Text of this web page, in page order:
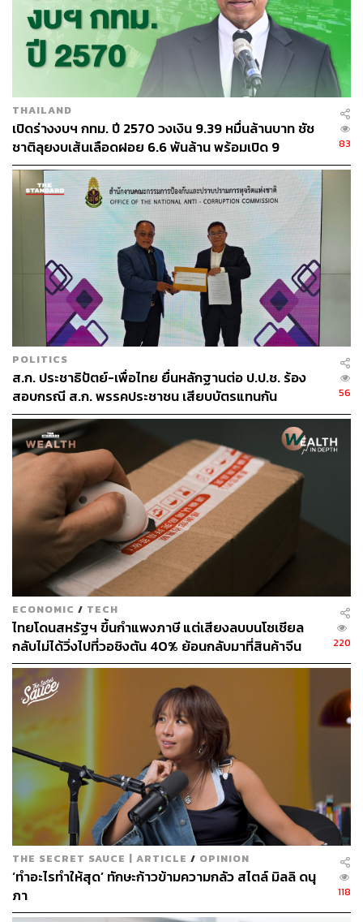
ซึ่งล้วนแต่มีรูปแบบรายการที่แตกต่าง หลากหลาย ไม่ซ้ำกัน
เลย เป็นทางเลือกสำหรับผู้ชมที่กำลังตัดสินใจเลือกผู้ว่าฯ ใน
ดวงใจอยู่ ซึ่งข้อความเหล่านี้มีเอ็นเกจเมนต์รวม 12,813,487
เอ็นเกจเมนต์
จากเอ็นเกจเมนต์ทั้งหมดที่พูดถึงสื่อแต่ละสำนัก จะพบว่า THE
STANDARD ได้รับเอ็นเกจเมนต์สูงที่สุด อยู่ที่ราวๆ 4,124,726
เอ็นเกจเมนต์ (32%) ซึ่งถือว่าสูงมากๆ ในบรรดาสื่อที่ทำข่าว
เกี่ยวกับการเลือกตั้งผู้ว่าฯ ในครั้งนี้ โดยเอ็นเกจเมนต์ส่วน
ใหญ่มาจากรายการTHE CANDIDATE BATTLE พลิกโฉ
มดีเบต ศึกดวลความคิด พิชิตโหวต ของ THE STANDARD ที่
เกิดขึ้นในวันที่ 15 พฤษภาคม
โดยรายการมีลักษณะเป็นการประชันวิสัยทัศน์ที่ไม่ใช่เพียง
แค่นำผู้สมัครมาเล่านโยบายเท่านั้น แต่ยังเป็นการตอบคำ
ถามสดๆ ที่มาจากผู้ชม ณ ตอนนั้น รายการจึงมีความตื่นเต้น
เกิดขึ้นอยู่ตลอดเวลา รวมถึงมีการตัดไฮไลต์ออกมาค่อนข้าง
เยอะเพื่อลงในช่องทางออนไลน์ของตัวเอง
หากย้อนกลับไป THE STANDARD เคยจัดเวทีดีเบตใน
ลักษณะนี้มาแล้วเมื่อครั้งเลือกตั้งใหญ่ พ.ศ. 2562 ซึ่งได้รับ
การตอบรับที่ดีมาก ครั้งนี้จึงมีการสานต่อความสำเร็จนั้น
และได้รับกระแสตอบรับอย่างล้นหลาม
สื่อสำนักต่อมาที่ได้รับเอ็นเกจเมนต์สูงที่สุดคือ Voice TV ที่นำ
เสนอรายการที่เกี่ยวข้องกับการเมือง และเรื่องที่ถูกพูดคุยบ่อย
ที่สุดในช่วงนี้จะเป็นเรื่องอะไรไม่ได้ นอกจากเรื่องของผู้ว่าฯ
กทม. ที่ทำเอ็นเกจเมนต์รวมทั้งสิ้นราวๆ 2,546,304 เอ็นเกจ
เมนต์ (19%) เลยทีเดียว
ความโดดเด่นของ Voice TV คือการตั้งคำถามที่แตกต่างออก
ไป อย่างเช่นวิดีโอที่ได้รับเอ็นเกจเมนต์สูงที่สุดคือวิดีโอที่ชื่อ
ว่า ‘ใครคือคนที่คุณจะไม่เลือก และฝากชีวิตไว้กับเขา’ ซึ่งเป็น
คำถามที่แตกต่างไปจากสื่ออื่นที่มักจะถามถึงคนที่ประชาชน
ชื่นชอบ หรือต้องการที่จะเลือก วิดีโอนี้มีเอ็นเกจเมนต์ในเฟ
ซบุ๊กสูงถึง 137,000 เอ็นเกจเมนต์ ยอดเข้าชมสูงถึง 2.6 ล้าน
THAILAND
เปิดร่างงบฯ กทม. ปี 2570 วงเงิน 9.39 หมื่นล้านบาท ชัช
ชาติลุยงบเส้นเลือดฝอย 6.6 พันล้าน พร้อมเปิด 9
ยุทธศาสตร์พัฒนาเมือง
83
POLITICS
ส.ก. ประชาธิปัตย์-เพื่อไทย ยื่นหลักฐานต่อ ป.ป.ช. ร้อง
สอบกรณี ส.ก. พรรคประชาชน เสียบบัตรแทนกัน
56
ECONOMIC / TECH
ไทยโดนสหรัฐฯ ขึ้นกำแพงภาษี แต่เสียงลบบนโซเชียล
กลับไม่ได้วิ่งไปที่วอชิงตัน 40% ย้อนกลับมาที่สินค้าจีน
ราคาถูกที่ทะลักจน SME ไทยสู้ไม่ไหว
220
THE SECRET SAUCE | ARTICLE / OPINION
‘ทำอะไรทำให้สุด’ ทักษะก้าวข้ามความกลัว สไตล์ มิลลิ ดนุ
ภา
118